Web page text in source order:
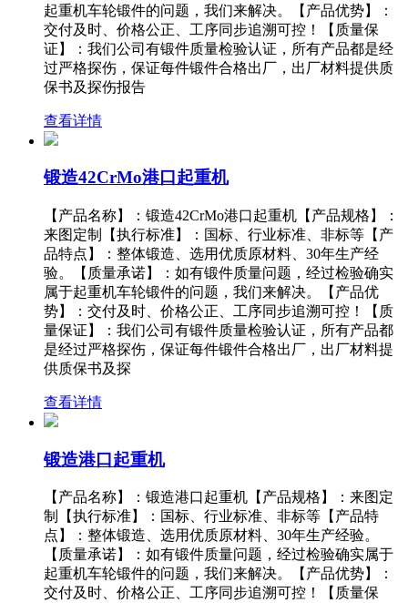
起重机车轮锻件的问题，我们来解决。【产品优势】：
交付及时、价格公正、工序同步追溯可控！【质量保
证】：我们公司有锻件质量检验认证，所有产品都是经
过严格探伤，保证每件锻件合格出厂，出厂材料提供质
保书及探伤报告
查看详情
锻造42CrMo港口起重机
【产品名称】：锻造42CrMo港口起重机【产品规格】：
来图定制【执行标准】：国标、行业标准、非标等【产
品特点】：整体锻造、选用优质原材料、30年生产经
验。【质量承诺】：如有锻件质量问题，经过检验确实
属于起重机车轮锻件的问题，我们来解决。【产品优
势】：交付及时、价格公正、工序同步追溯可控！【质
量保证】：我们公司有锻件质量检验认证，所有产品都
是经过严格探伤，保证每件锻件合格出厂，出厂材料提
供质保书及探
查看详情
锻造港口起重机
【产品名称】：锻造港口起重机【产品规格】：来图定
制【执行标准】：国标、行业标准、非标等【产品特
点】：整体锻造、选用优质原材料、30年生产经验。
【质量承诺】：如有锻件质量问题，经过检验确实属于
起重机车轮锻件的问题，我们来解决。【产品优势】：
交付及时、价格公正、工序同步追溯可控！【质量保